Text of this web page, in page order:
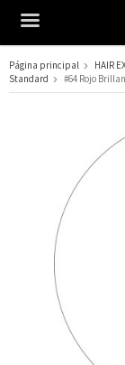
El
Página principal HAIR
Standard
#64 Rojo